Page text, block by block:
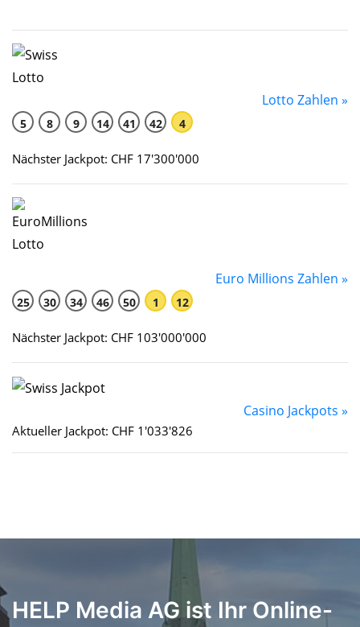
Lotto Zahlen »
5 8 9 14 41 42 4
Nächster Jackpot: CHF 17'300'000
Euro Millions Zahlen »
25 30 34 46 50 1 12
Nächster Jackpot: CHF 103'000'000
Casino Jackpots »
Aktueller Jackpot: CHF 1'033'826
HELP Media AG ist Ihr Online-